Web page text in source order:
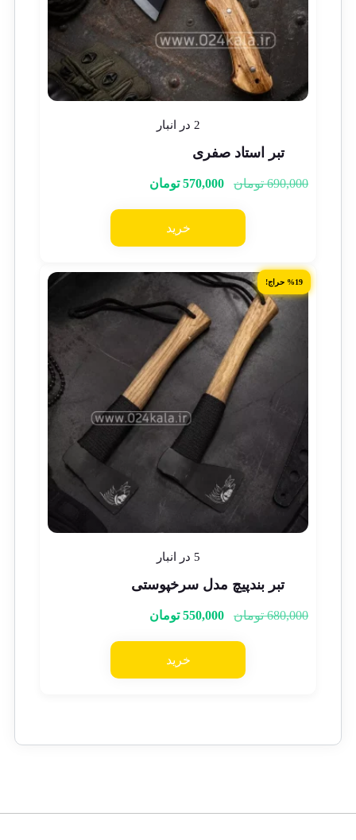
2 در انبار
تبر استاد صفری
690,000 تومان 570,000 تومان
خرید
%19 حراج!
5 در انبار
تبر بندپیچ مدل سرخپوستی
680,000 تومان 550,000 تومان
خرید